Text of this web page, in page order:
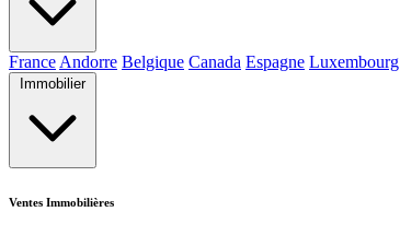
France Andorre Belgique Canada Espagne Luxembourg
Immobilier
Ventes Immobilières